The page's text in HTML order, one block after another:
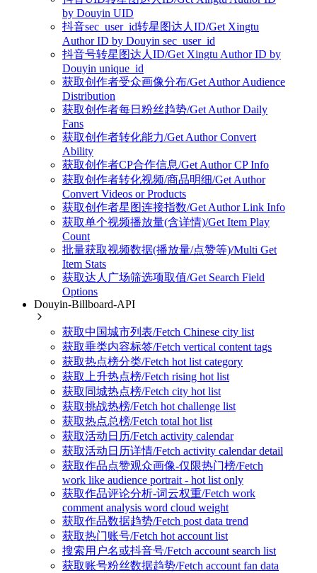
by Douyin UID
抖音sec_user_id转星图达人ID/Get Xingtu
Author ID by Douyin sec_user_id
抖音号转星图达人ID/Get Xingtu Author ID by
Douyin unique_id
获取创作者受众画像分布/Get Author Audience
Distribution
获取创作者每日粉丝趋势/Get Author Daily
Fans
获取创作者转化能力/Get Author Convert
Ability
获取创作者CP合作信息/Get Author CP Info
获取创作者转化视频/商品明细/Get Author
Convert Videos or Products
获取创作者星图连接指数/Get Author Link Info
获取单个视频播放量(含详情)/Get Item Play
Count
批量获取视频数据(播放量/点赞等)/Multi Get
Item Stats
获取达人广场筛选项取值/Get Search Field
Options
Douyin-Billboard-API
获取中国城市列表/Fetch Chinese city list
获取垂类内容标签/Fetch vertical content tags
获取热点榜分类/Fetch hot list category
获取上升热点榜/Fetch rising hot list
获取同城热点榜/Fetch city hot list
获取挑战热榜/Fetch hot challenge list
获取热点总榜/Fetch total hot list
获取活动日历/Fetch activity calendar
获取活动日历详情/Fetch activity calendar detail
获取作品点赞观众画像-仅限热门榜/Fetch
work like audience portrait - hot list only
获取作品评论分析-词云权重/Fetch work
comment analysis word cloud weight
获取作品数据趋势/Fetch post data trend
获取热门账号/Fetch hot account list
搜索用户名或抖音号/Fetch account search list
获取账号粉丝数据趋势/Fetch account fan data